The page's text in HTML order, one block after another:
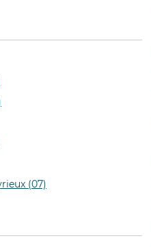
(07)